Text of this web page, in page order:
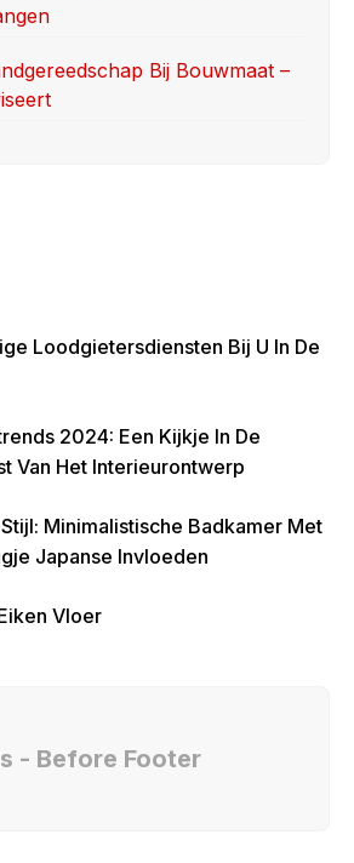
Bij Bouwmaat –
Loodgietersdiensten Bij U In De
2024: Een Kijkje In De
Van Het Interieurontwerp
Minimalistische Badkamer Met
Japanse Invloeden
Vloer
- Before Footer